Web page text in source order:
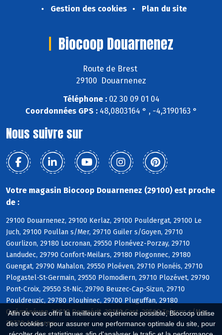
Afin de vous offrir la meilleure expérience possible, Biocoop utilise
des cookies : pour assurer une performance optimale du site, pour
Gestion des cookies
Plan du site
Biocoop Douarnenez
Route de Brest
29100 Douarnenez
Téléphone :02 30 09 01 04
Coordonnées GPS :48,0803164 ° , -4,3190163 °
Nous suivre sur
Votre magasin Biocoop Douarnenez (29100) est proche
de :
29100 Douarnenez, 29100 Kerlaz, 29100 Pouldergat, 29100 Le
Juch, 29100 Poullan s/Mer, 29710 Guiler s/Goyen, 29710
Gourlizon, 29180 Locronan, 29550 Plonévez-Porzay, 29710
Landudec, 29790 Confort-Meilars, 29180 Plogonnec, 29180
Guengat, 29790 Mahalon, 29550 Ploéven, 29710 Plonéis, 29710
Plogastel-St-Germain, 29550 Plomodiern, 29710 Plozévet, 29790
Pont-Croix, 29550 St-Nic, 29790 Beuzec-Cap-Sizun, 29710
Pouldreuzic, 29780 Plouhinec, 29700 Pluguffan, 29180
Quéménéven, 29710 Peumérit, 29150 Cast, 29560 Telgruc s/Mer,
29770 Audierne